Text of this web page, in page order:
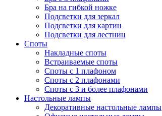
Бра на гибкой ножке
Подсветки для зеркал
Подсветки для картин
Подсветки для лестниц
Споты
Накладные споты
Встраиваемые споты
Споты с 1 плафоном
Споты с 2 плафонами
Споты с 3 и более плафонами
Настольные лампы
Декоративные настольные лампы